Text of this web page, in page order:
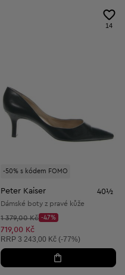
-50% s kódem FOMO
14
Peter Kaiser 40½
Dámské boty z pravé kůže
Původní cena:
1 379,00 Kč
Discount Price:
-47%
Snížená cena:
719,00 Kč
Doporučená cena:
RRP 3 243,00 Kč (-77%)